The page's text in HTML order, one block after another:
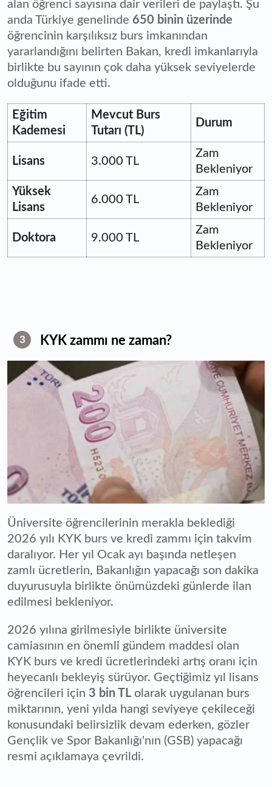
alan öğrenci sayısına dair verileri de paylaştı. Şu
anda Türkiye genelinde 650 binin üzerinde
öğrencinin karşılıksız burs imkanından
yararlandığını belirten Bakan, kredi imkanlarıyla
birlikte bu sayının çok daha yüksek seviyelerde
olduğunu ifade etti.
Eğitim
Kademesi
Mevcut Burs
Tutarı (TL)
Durum
Lisans 3.000 TL
Zam
Bekleniyor
Yüksek
Lisans
6.000 TL
Zam
Bekleniyor
Doktora 9.000 TL
Zam
Bekleniyor
3 KYK zammı ne zaman?
Üniversite öğrencilerinin merakla beklediği
2026 yılı KYK burs ve kredi zammı için takvim
daralıyor. Her yıl Ocak ayı başında netleşen
zamlı ücretlerin, Bakanlığın yapacağı son dakika
duyurusuyla birlikte önümüzdeki günlerde ilan
edilmesi bekleniyor.
2026 yılına girilmesiyle birlikte üniversite
camiasının en önemli gündem maddesi olan
KYK burs ve kredi ücretlerindeki artış oranı için
heyecanlı bekleyiş sürüyor. Geçtiğimiz yıl lisans
öğrencileri için 3 bin TL olarak uygulanan burs
miktarının, yeni yılda hangi seviyeye çekileceği
konusundaki belirsizlik devam ederken, gözler
Gençlik ve Spor Bakanlığı'nın (GSB) yapacağı
resmi açıklamaya çevrildi.